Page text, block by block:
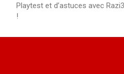
Playtest et d’astuces avec
!